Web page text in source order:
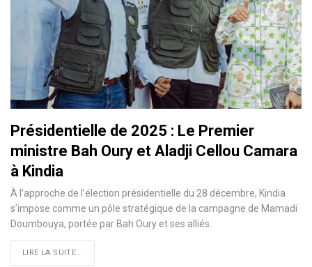
Présidentielle de 2025 : Lе Prеmiеr
ministrе Bаh Oury et Aladji Cellоu Camаra
à Kindia
À l’approche de l’élection présidentielle du 28 décembre, Kindia
s’impose comme un pôle stratégique de la campagne de Mamadi
Doumbouya, portée par Bah Oury et ses alliés.
LIRE LA SUITE...